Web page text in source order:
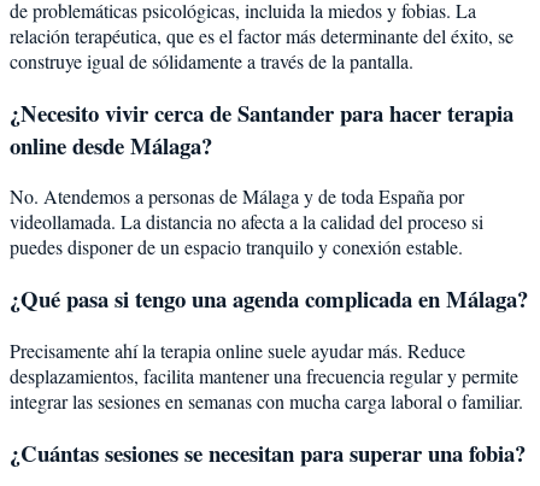
de problemáticas psicológicas, incluida la miedos y fobias. La
relación terapéutica, que es el factor más determinante del éxito, se
construye igual de sólidamente a través de la pantalla.
¿Necesito vivir cerca de Santander para hacer terapia
online desde Málaga?
No. Atendemos a personas de Málaga y de toda España por
videollamada. La distancia no afecta a la calidad del proceso si
puedes disponer de un espacio tranquilo y conexión estable.
¿Qué pasa si tengo una agenda complicada en Málaga?
Precisamente ahí la terapia online suele ayudar más. Reduce
desplazamientos, facilita mantener una frecuencia regular y permite
integrar las sesiones en semanas con mucha carga laboral o familiar.
¿Cuántas sesiones se necesitan para superar una fobia?